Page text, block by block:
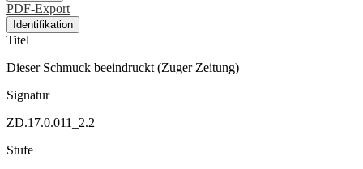
PDF-Export
Identifikation
Titel
Dieser Schmuck beeindruckt (Zuger Zeitung)
Signatur
ZD.17.0.011_2.2
Stufe